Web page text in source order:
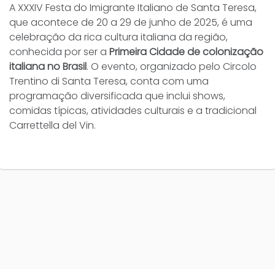
A XXXIV Festa do Imigrante Italiano de Santa Teresa,
que acontece de 20 a 29 de junho de 2025, é uma
celebração da rica cultura italiana da região,
conhecida por ser a Primeira Cidade de colonização
italiana no Brasil. O evento, organizado pelo Circolo
Trentino di Santa Teresa, conta com uma
programação diversificada que inclui shows,
comidas típicas, atividades culturais e a tradicional
Carrettella del Vin.